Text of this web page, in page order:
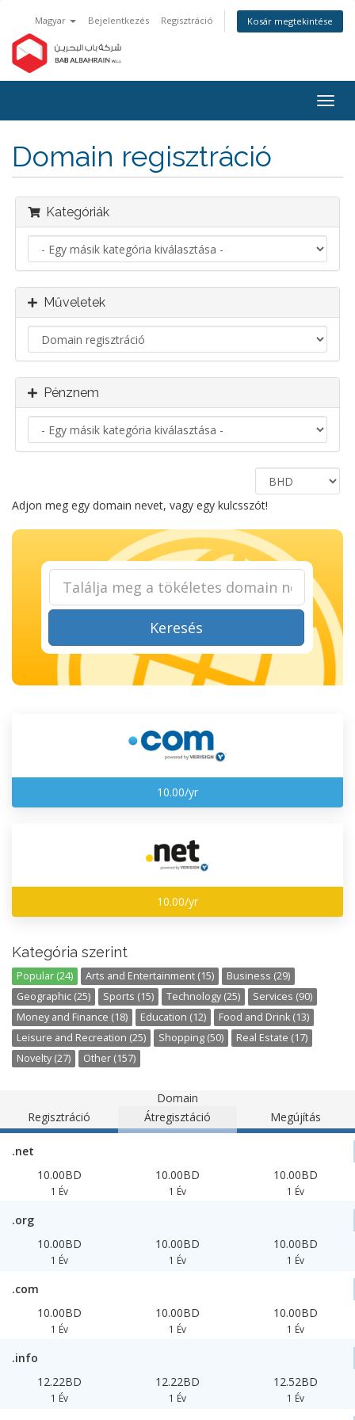
Magyar Bejelentkezés Regisztráció Kosár megtekintése
a
Domain regisztráció
Kategóriák
Műveletek
Pénznem
Adjon meg egy domain nevet, vagy egy kulcsszót!
Keresés
10.00/yr
10.00/yr
Kategória szerint
Popular (24) Arts and Entertainment (15)
Business (29)
Geographic (25)
Sports (15) Technology (25)
Services (90)
Money and Finance (18)
Education (12)
Food and Drink (13)
Leisure and Recreation (25)
Shopping (50)
Real Estate (17)
Novelty (27)
Other (157)
Domain
Regisztráció
Átregisztáció Megújítás
.net
10.00BD
1 Év
10.00BD
1 Év
10.00BD
1 Év
.org
10.00BD
1 Év
10.00BD
1 Év
10.00BD
1 Év
.com
10.00BD
1 Év
10.00BD
1 Év
10.00BD
1 Év
.info
12.22BD
1 Év
12.22BD
1 Év
12.52BD
1 Év